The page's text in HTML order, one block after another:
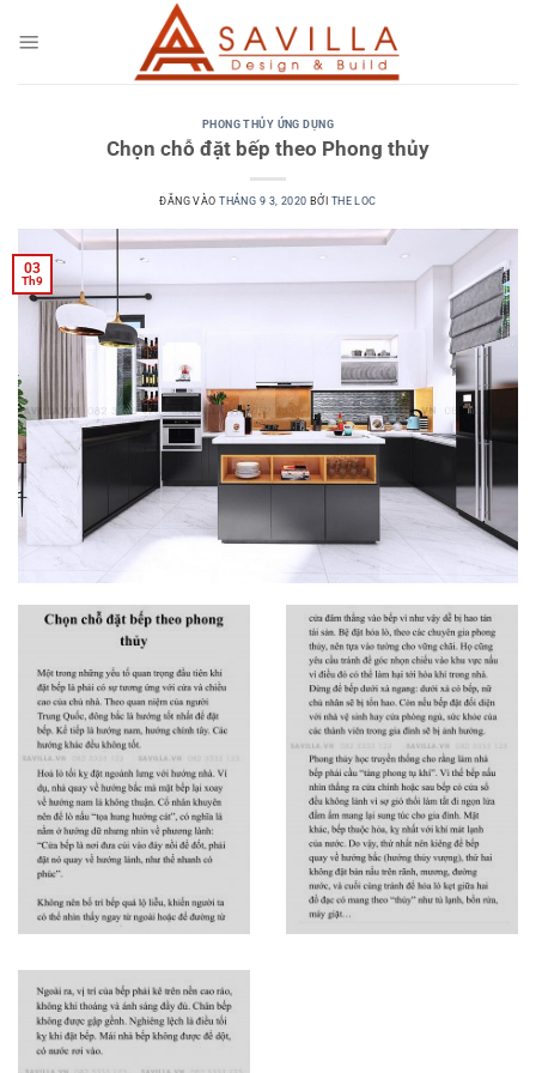
qua
PHONG THỦY ỨNG DỤNG
Chọn chỗ đặt bếp theo Phong thủy
ĐĂNG VÀOTHÁNG 9 3, 2020 BỞI THE LOC
03
Th9